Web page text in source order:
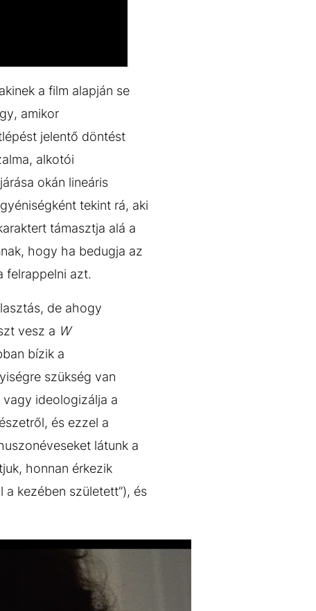
a film alapján se
amikor
jelentő döntést
alkotói
okán lineáris
tekint rá, aki
támasztja alá a
nak, hogy ha bedugja az
felrappelni azt.
de ahogy
vesz a W
bízik a
szükség van
ideologizálja a
és ezzel a
látunk a
honnan érkezik
kezében született”), és